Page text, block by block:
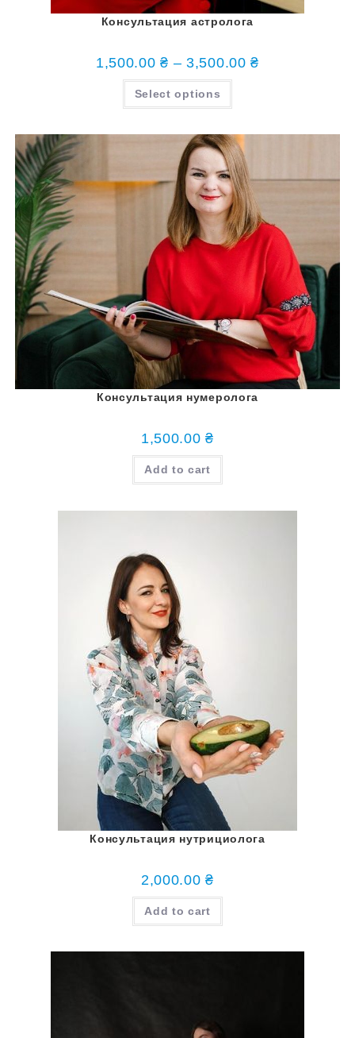
Консультация астролога
1,500.00₴ –3,500.00₴
Select options
Консультация нумеролога
1,500.00₴
Add to cart
Консультация нутрициолога
2,000.00₴
Add to cart